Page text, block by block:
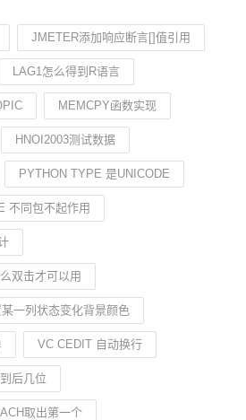
JMETER添加响应断言[]值引用
LAG1怎么得到R语言
MEMCPY函数实现
HNOI2003测试数据
PYTHON TYPE 是UNICODE
不同包不起作用
双击才可以用
一列状态变化背景颜色
VC CEDIT 自动换行
后几位
取出第一个